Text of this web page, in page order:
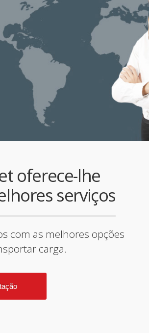
oferece-lhe
serviços
com as melhores opções
carga.